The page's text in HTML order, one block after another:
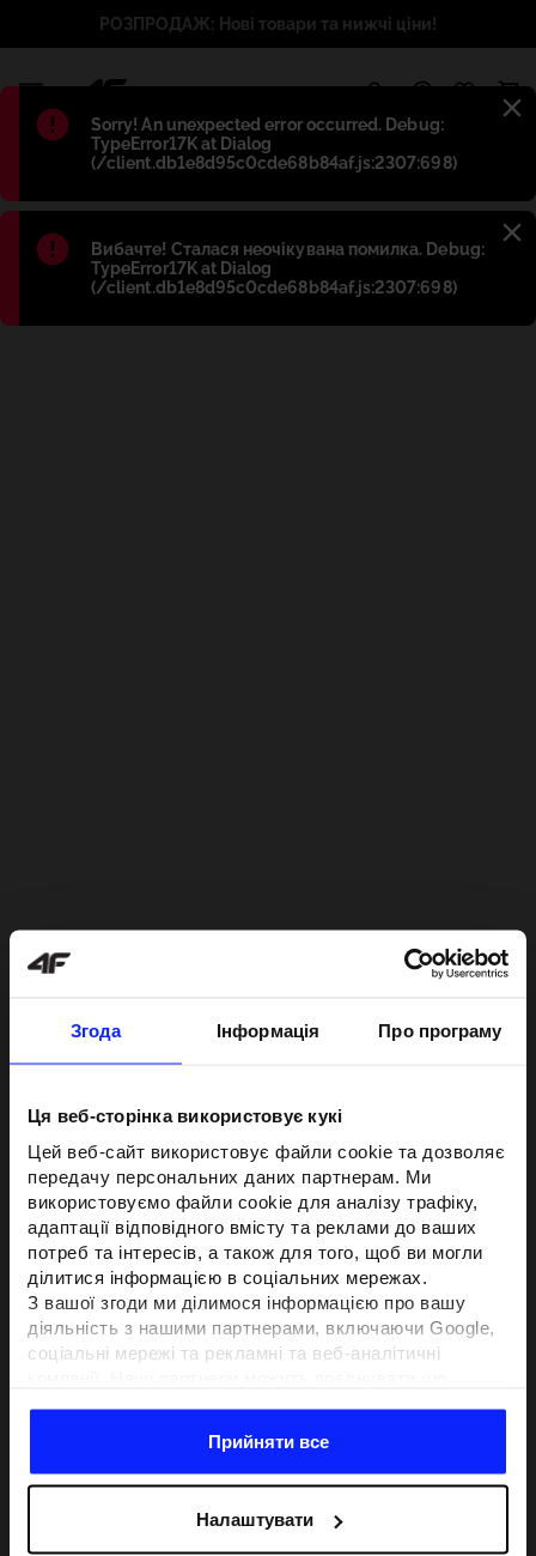
Згода Інформація Про програму
Ця веб-сторінка використовує кукі
Цей веб-сайт використовує файли cookie та дозволяє
передачу персональних даних партнерам. Ми
використовуємо файли cookie для аналізу трафіку,
адаптації відповідного вмісту та реклами до ваших
потреб та інтересів, а також для того, щоб ви могли
ділитися інформацією в соціальних мережах.
З вашої згоди ми ділимося інформацією про вашу
діяльність з нашими партнерами, включаючи Google,
соціальні мережі та рекламні та веб-аналітичні
отримують у результаті використання вами їхніх
послуг.З вашої згоди ми також можемо ділитися
з метою націлювання та покращення відображення
Прийняти все
Налаштувати
Błąd:
Sorry! An unexpected error occurred. Debug:
TypeError17K at Dialog
(/client.db1e8d95c0cde68b84af.js:2307:698)
Błąd:
Вибачте! Сталася неочікувана помилка. Debug:
TypeError17K at Dialog
(/client.db1e8d95c0cde68b84af.js:2307:698)
РОЗПРОДАЖ: Нові товари та нижчі ціни!